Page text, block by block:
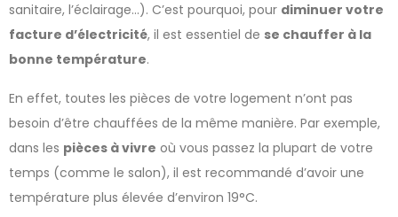
sanitaire, l’éclairage…). C’est pourquoi, pour diminuer votre
facture d’électricité, il est essentiel de se chauffer à la
bonne température.
En effet, toutes les pièces de votre logement n’ont pas
besoin d’être chauffées de la même manière. Par exemple,
dans les pièces à vivre où vous passez la plupart de votre
temps (comme le salon), il est recommandé d’avoir une
température plus élevée d’environ 19°C.